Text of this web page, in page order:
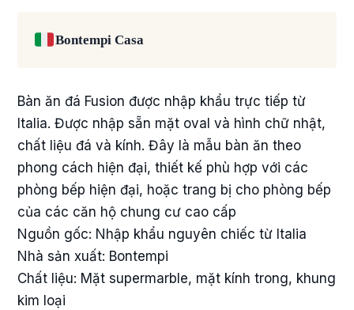
Bontempi Casa
Bàn ăn đá Fusion được nhập khẩu trực tiếp từ
Italia. Được nhập sẵn mặt oval và hình chữ nhật,
chất liệu đá và kính. Đây là mẫu bàn ăn theo
phong cách hiện đại, thiết kế phù hợp với các
phòng bếp hiện đại, hoặc trang bị cho phòng bếp
của các căn hộ chung cư cao cấp
Nguồn gốc: Nhập khẩu nguyên chiếc từ Italia
Nhà sản xuất: Bontempi
Chất liệu: Mặt supermarble, mặt kính trong, khung
kim loại